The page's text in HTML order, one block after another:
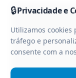
🔒Privacidade e
Utilizamos
tráfego e
consente com a